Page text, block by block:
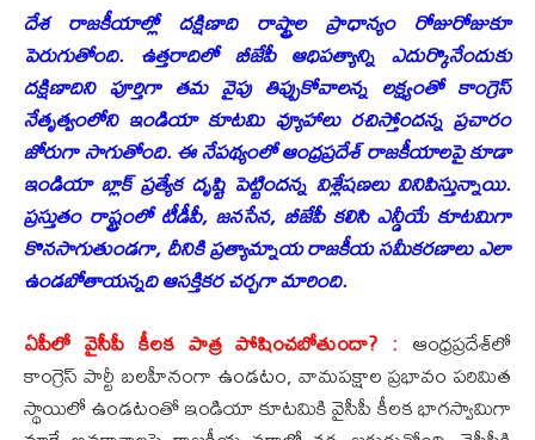
దేశ రాజకీయాల్లో దక్షిణాది రాష్ట్రాల ప్రాధాన్యం రోజురోజుకూ
పెరుగుతోంది. ఉత్తరాదిలో బీజేపీ ఆధిపత్యాన్ని ఎదుర్కొనేందుకు
దక్షిణాదిని పూర్తిగా తమ వైపు తిప్పుకోవాలన్న లక్ష్యంతో కాంగ్రెస్
నేతృత్వంలోని ఇండియా కూటమి వ్యూహాలు రచిస్తోందన్న ప్రచారం
జోరుగా సాగుతోంది. ఈ నేపథ్యంలో ఆంధ్రప్రదేశ్ రాజకీయాలపై కూడా
ఇండియా బ్లాక్ ప్రత్యేక దృష్టి పెట్టిందన్న విశ్లేషణలు వినిపిస్తున్నాయి.
ప్రస్తుతం రాష్ట్రంలో టీడీపీ, జనసేన, బీజేపీ కలిసి ఎన్డీయే కూటమిగా
కొనసాగుతుండగా, దీనికి ప్రత్యామ్నాయ రాజకీయ సమీకరణాలు ఎలా
ఉండబోతాయన్నది ఆసక్తికర చర్చగా మారింది.
ఏపీలో వైసీపీ కీలక పాత్ర పోషించబోతుందా? : ఆంధ్రప్రదేశ్‌లో
కాంగ్రెస్ పార్టీ బలహీనంగా ఉండటం, వామపక్షాల ప్రభావం పరిమిత
స్థాయిలో ఉండటంతో ఇండియా కూటమికి వైసీపీ కీలక భాగస్వామిగా